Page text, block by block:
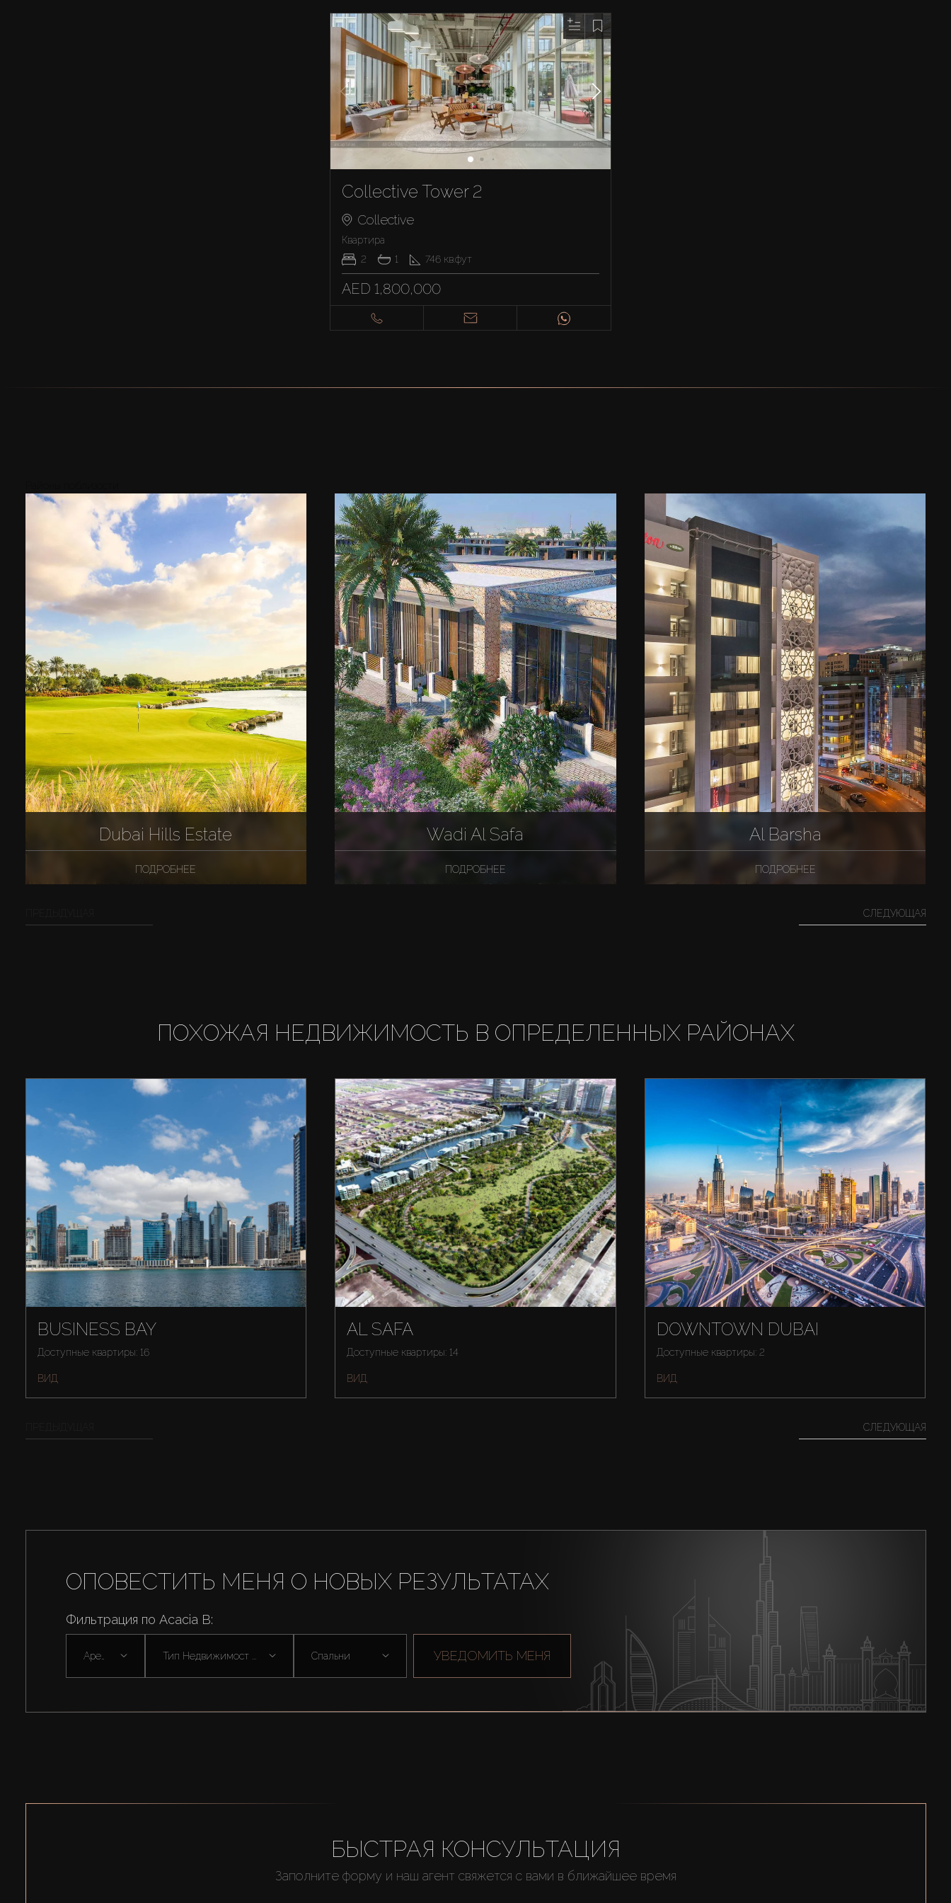
Collective Tower 2
Collective
Квартира
2
1 746 кв.фут
AED 1,800,000
Dubai Hills Estate
ПОДРОБНЕЕ
Wadi Al Safa
ПОДРОБНЕЕ
Al Barsha
ПОДРОБНЕЕ
СЛЕДУЮЩАЯ
ПОХОЖАЯ НЕДВИЖИМОСТЬ В ОПРЕДЕЛЕННЫХ РАЙОНАХ
BUSINESS BAY
Доступные квартиры: 16
ВИД
AL SAFA
Доступные квартиры: 14
ВИД
DOWNTOWN DUBAI
Доступные квартиры: 2
ВИД
СЛЕДУЮЩАЯ
ОПОВЕСТИТЬ МЕНЯ О НОВЫХ РЕЗУЛЬТАТАХ
Фильтрация по Acacia B:
Аренда Тип Недвижимост ... Спальни УВЕДОМИТЬ МЕНЯ
БЫСТРАЯ КОНСУЛЬТАЦИЯ
Заполните форму и наш агент свяжется с вами в ближайшее время